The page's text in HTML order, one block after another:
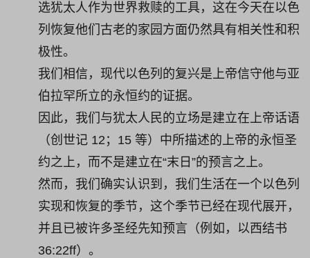
选犹太人作为世界救赎的工具，这在今天在以色
列恢复他们古老的家园方面仍然具有相关性和积
极性。
我们相信，现代以色列的复兴是上帝信守他与亚
伯拉罕所立的永恒约的证据。
因此，我们与犹太人民的立场是建立在上帝话语
（创世记 12；15 等）中所描述的上帝的永恒圣
约之上，而不是建立在“末日”的预言之上。
然而，我们确实认识到，我们生活在一个以色列
实现和恢复的季节，这个季节已经在现代展开，
并且已被许多圣经先知预言（例如，以西结书
36:22ff）。